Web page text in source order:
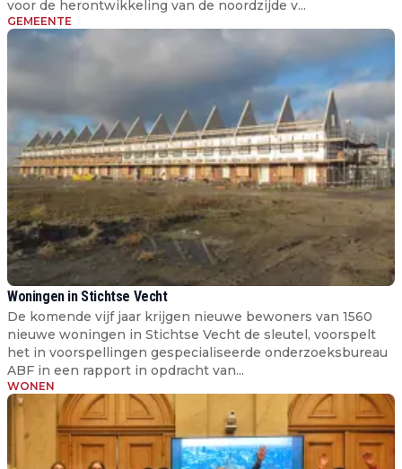
voor de herontwikkeling van de noordzijde v...
GEMEENTE
Woningen in Stichtse Vecht
De komende vijf jaar krijgen nieuwe bewoners van 1560
nieuwe woningen in Stichtse Vecht de sleutel, voorspelt
het in voorspellingen gespecialiseerde onderzoeksbureau
ABF in een rapport in opdracht van...
WONEN